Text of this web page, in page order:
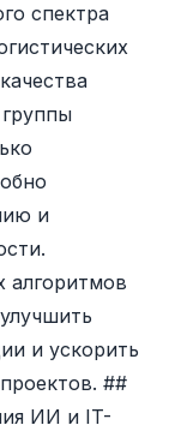
спектра
и
алгоритмов
и ускорить
##
ИИ и IT-